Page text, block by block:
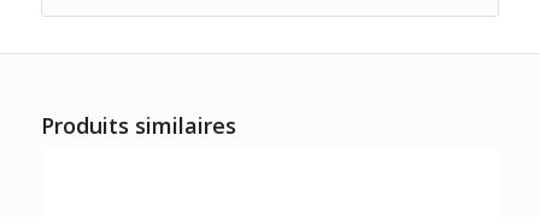
Produits similaires